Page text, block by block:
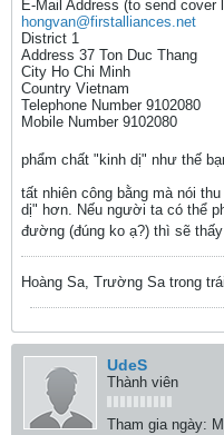
E-Mail Address (to send
hongvan@firstalliances.net
District 1
Address 37 Ton Duc Thang
City Ho Chi Minh
Country Vietnam
Telephone Number 9102080
Mobile Number 9102080
phẩm chất "kinh dị" như thế
tất nhiên công bằng mà nói
dị" hơn. Nếu người ta có thể
đường (đúng ko ạ?) thì sẽ
Hoàng Sa, Trường Sa trong
UdeS
Thành viên
Tham gia ngày: